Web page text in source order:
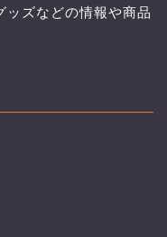
ッズなどの情報や商品